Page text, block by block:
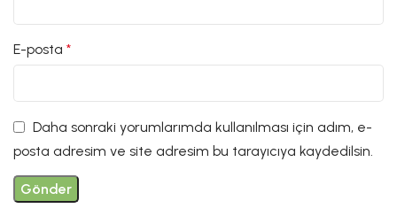
E-posta*
Daha sonraki yorumlarımda kullanılması için adım, e-
posta adresim ve site adresim bu tarayıcıya kaydedilsin.